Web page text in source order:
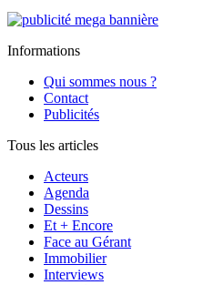
Informations
Qui sommes nous ?
Contact
Publicités
Tous les articles
Acteurs
Agenda
Dessins
Et + Encore
Face au Gérant
Immobilier
Interviews